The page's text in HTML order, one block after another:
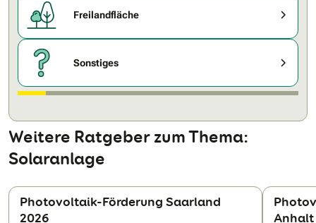
Freilandfläche
Sonstiges
Weitere Ratgeber zum Thema:
Solaranlage
Photovoltaik-Förderung Saarland
2026
Anhalt